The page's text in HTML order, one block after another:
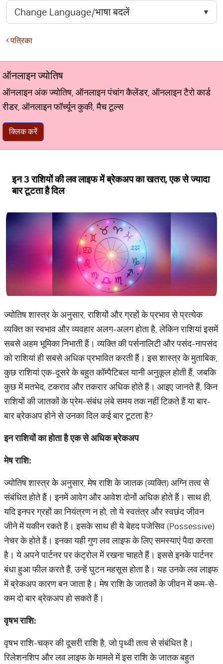
पत्रिका
ऑनलाइन ज्योतिष
ऑनलाइन अंक ज्योतिष, ऑनलाइन पंचांग कैलेंडर, ऑनलाइन टैरो कार्ड
रीडर, ऑनलाइन फॉर्च्यून कुकी, मैच टूल्स
क्लिक करें
इन 3 राशियों की लव लाइफ में ब्रेकअप का खतरा, एक से ज्यादा
बार टूटता है दिल
ज्योतिष शास्त्र के अनुसार, राशियों और ग्रहों के प्रभाव से प्रत्येक
व्यक्ति का स्वभाव और व्यवहार अलग-अलग होता है, लेकिन राशियां इसमें
सबसे अहम भूमिका निभाती हैं। व्यक्ति की पर्सनालिटी और पसंद-नापसंद
को राशियां ही सबसे अधिक प्रभावित करती हैं। इस शास्त्र के मुताबिक,
कुछ राशियां एक-दूसरे के बहुत कॉम्पैटिबल यानी अनुकूल होती हैं, जबकि
कुछ में मतभेद, टकराव और तकरार अधिक होते हैं। आइए जानते हैं, किन
राशियों की जातकों के प्रेम-संबंध लंबे समय तक नहीं टिकते हैं या बार-
बार ब्रेकअप होने से उनका दिल कई बार टूटता है?
इनराशियोंकाहोताहैएकसेअधिकब्रेकअप
मेषराशि:
ज्योतिष शास्त्र के अनुसार, मेष राशि के जातक (व्यक्ति) अग्नि तत्व से
संबंधित होते हैं। इनमें आवेग और आवेश दोनों अधिक होते हैं। साथ ही,
यदि इनपर ग्रहों का नियंत्रण न हो, तो ये स्वतंत्र और स्वछंद जीवन
जीने में यकीन रकते हैं। इसके साथ ही ये बेहद पजेसिव (Possessive)
नेचर के होते हैं। इनका यही गुण लव लाइफ के लिए समस्याएं पैदा करता
है। ये अपने पार्टनर पर कंट्रोल में रखना चाहते हैं। इससे इनके पार्टनर
बंधा हुआ फील करते हैं, उन्हें घुटन महसूस होता है। यह उनके लव लाइफ
में ब्रेकअप कारण बन जाता है। मेष राशि के जातकों के जीवन में कम-से-
कम दो बार ब्रेकअप हो सकते हैं।
वृषभराशि:
वृषभ राशि-चक्र की दूसरी राशि है, जो पृथ्वी तत्व से संबंधित है।
रिलेशनशिप और लव लाइफ के मामले में इस राशि के जातक बहुत